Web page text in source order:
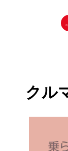
クル